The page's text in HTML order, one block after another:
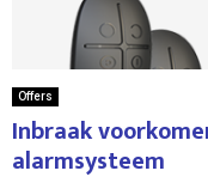
Offers
Inbraak
alarmsysteem